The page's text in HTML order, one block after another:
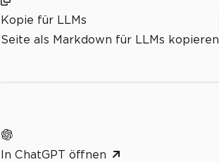
Kopie für LLMs
Seite als Markdown für LLMs kopieren
In ChatGPT öffnen